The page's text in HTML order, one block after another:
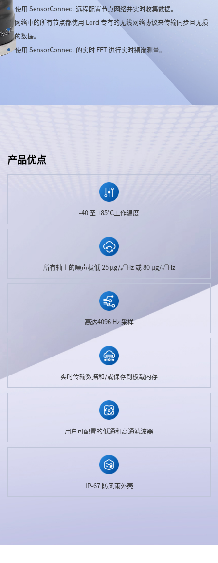
使用 SensorConnect 远程配置节点网络并实时收集数据。
网络中的所有节点都使用 Lord 专有的无线网络协议来传输同步且无损
的数据。
使用 SensorConnect 的实时 FFT 进行实时频谱测量。
产品优点
-40 至 +85°C工作温度
所有轴上的噪声极低 25 µg/√Hz 或 80 µg/√Hz
高达4096 Hz 采样
实时传输数据和/或保存到板载内存
用户可配置的低通和高通滤波器
IP-67 防风雨外壳